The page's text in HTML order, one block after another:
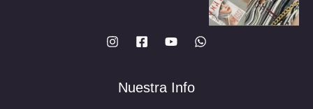
Nuestra Info